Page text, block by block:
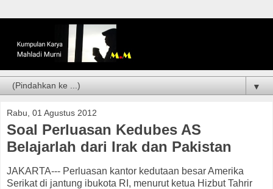
▼
Rabu, 01 Agustus 2012
Soal Perluasan Kedubes AS
Belajarlah dari Irak dan Pakistan
JAKARTA--- Perluasan kantor kedutaan besar Amerika
Serikat di jantung ibukota RI, menurut ketua Hizbut Tahrir